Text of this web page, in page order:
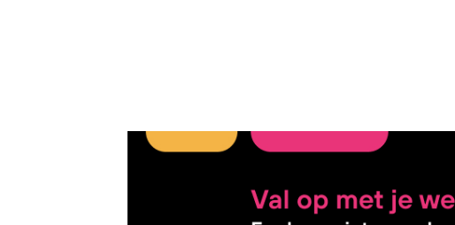
1 jun 2026, 17:05